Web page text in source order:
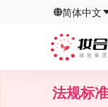
简体中文
法规标